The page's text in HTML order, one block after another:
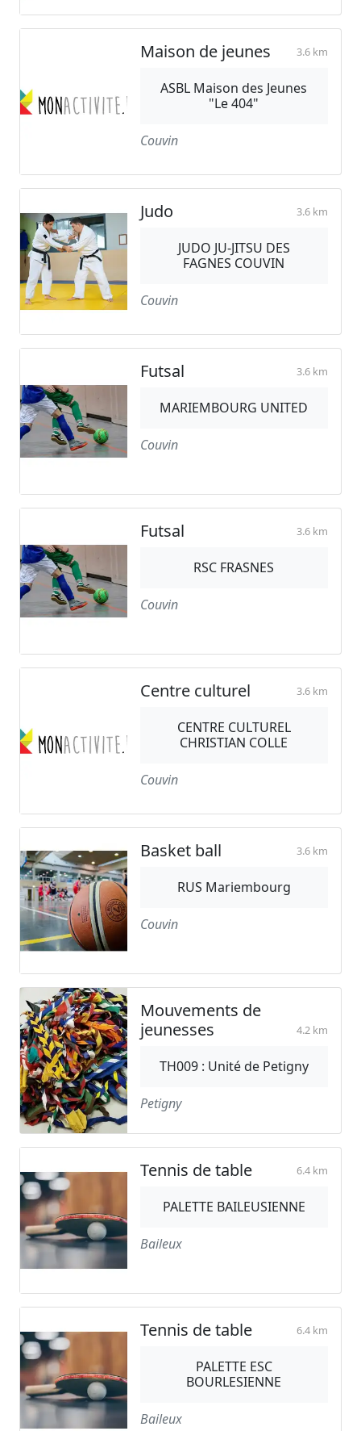
Maison de jeunes 3.6 km
ASBL Maison des Jeunes
"Le 404"
Couvin
Judo 3.6 km
JUDO JU-JITSU DES
FAGNES COUVIN
Couvin
Futsal 3.6 km
MARIEMBOURG UNITED
Couvin
Futsal 3.6 km
RSC FRASNES
Couvin
Centre culturel 3.6 km
CENTRE CULTUREL
CHRISTIAN COLLE
Couvin
Basket ball 3.6 km
RUS Mariembourg
Couvin
Mouvements de
jeunesses
4.2 km
TH009 : Unité de Petigny
Petigny
Tennis de table 6.4 km
PALETTE BAILEUSIENNE
Baileux
Tennis de table 6.4 km
PALETTE ESC
BOURLESIENNE
Baileux